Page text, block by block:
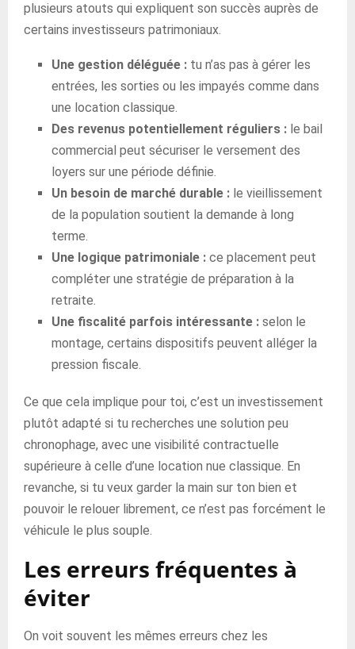
plusieurs atouts qui expliquent son succès auprès de
certains investisseurs patrimoniaux.
Une gestion déléguée : tu n’as pas à gérer les
entrées, les sorties ou les impayés comme dans
une location classique.
Des revenus potentiellement réguliers : le bail
commercial peut sécuriser le versement des
loyers sur une période définie.
Un besoin de marché durable : le vieillissement
de la population soutient la demande à long
terme.
Une logique patrimoniale : ce placement peut
compléter une stratégie de préparation à la
retraite.
Une fiscalité parfois intéressante : selon le
montage, certains dispositifs peuvent alléger la
pression fiscale.
Ce que cela implique pour toi, c’est un investissement
plutôt adapté si tu recherches une solution peu
chronophage, avec une visibilité contractuelle
supérieure à celle d’une location nue classique. En
revanche, si tu veux garder la main sur ton bien et
pouvoir le relouer librement, ce n’est pas forcément le
véhicule le plus souple.
Les erreurs fréquentes à
éviter
On voit souvent les mêmes erreurs chez les